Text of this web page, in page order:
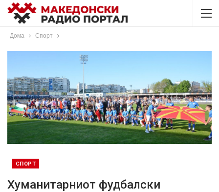
Дома Спорт
СПОРТ
Хуманитарниот фудбалски